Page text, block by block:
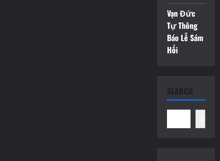
Vạn Đức
Tự Thông
Báo Lễ Sám
Hối
SEARCH
Search